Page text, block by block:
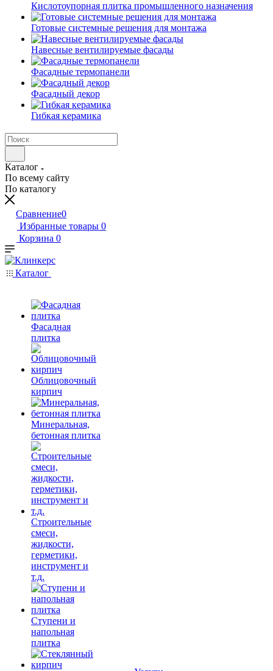
Кислотоупорная плитка промышленного назначения
Готовые системные решения для монтажа
Навесные вентилируемые фасады
Фасадные термопанели
Фасадный декор
Гибкая керамика
Каталог
По всему сайту
По каталогу
Сравнение0
Избранные товары 0
Корзина 0
Каталог
Фасадная
плитка
Облицовочный
кирпич
Минеральная,
бетонная плитка
Строительные
смеси,
жидкости,
герметики,
инструмент и
т.д.
Ступени и
напольная
плитка